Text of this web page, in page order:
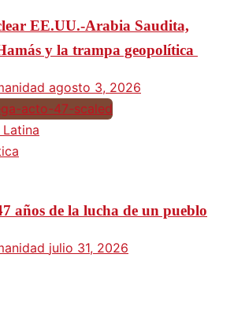
EE.UU.-Arabia Saudita,
y la trampa geopolítica
agosto 3, 2026
años de la lucha de un pueblo
julio 31, 2026